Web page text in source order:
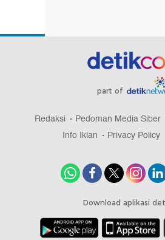
part of
Redaksi Pedoman Media Siber
Info Iklan
Privacy Policy
Download aplikasi